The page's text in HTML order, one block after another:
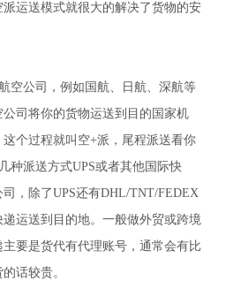
运送模式就很大的解决了货物的安
空公司，例如国航、日航、深航等
司将你的货物运送到目的国家机
个过程就叫空+派，尾程派送看你
种派送方式UPS或者其他国际快
，除了UPS还有DHL/TNT/FEDEX
运送到目的地。一般做外贸或跨境
要是货代有代理账号，通常会有比
话较贵。